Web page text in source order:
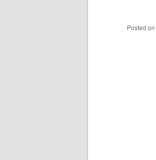
Posted on